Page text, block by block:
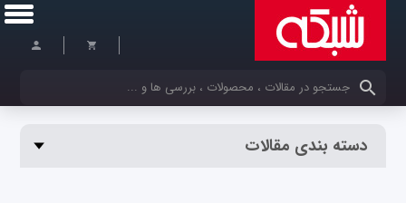
کلمات کلیدی خود را وارد کنید
دسته بندی مقالات